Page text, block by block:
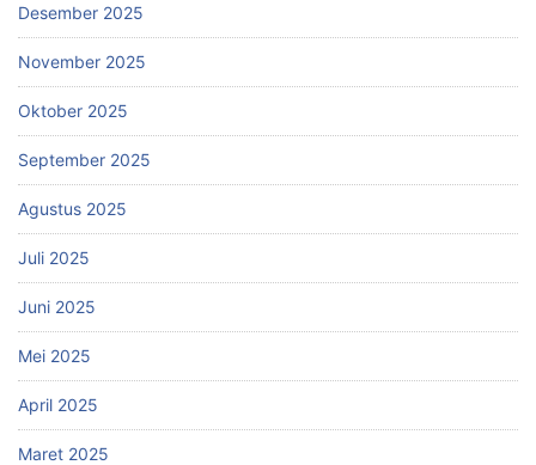
Desember 2025
November 2025
Oktober 2025
September 2025
Agustus 2025
Juli 2025
Juni 2025
Mei 2025
April 2025
Maret 2025